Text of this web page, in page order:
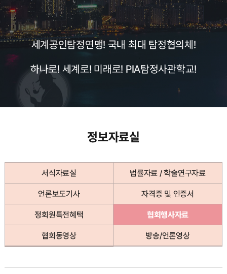
세계공인탐정연맹! 국내 최대 탐정협의체!
하나로! 세계로! 미래로! PIA탐정사관학교!
정보자료실
서식자료실 법률자료 / 학술연구자료
언론보도기사 자격증 및 인증서
정회원특전혜택 협회행사자료
협회동영상 방송/언론영상